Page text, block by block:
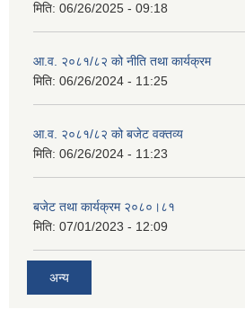
मिति: 06/26/2025 - 09:18
आ.व. २०८१/८२ को नीति तथा कार्यक्रम
मिति: 06/26/2024 - 11:25
आ.व. २०८१/८२ को बजेट वक्तव्य
मिति: 06/26/2024 - 11:23
बजेट तथा कार्यक्रम २०८०।८१
मिति: 07/01/2023 - 12:09
अन्य